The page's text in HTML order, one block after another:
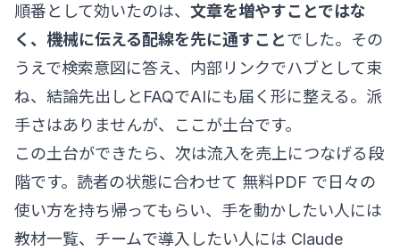
順番として効いたのは、 文章を増やすことではな
く、機械に伝える配線を先に通すことでした。その
うえで検索意図に答え、内部リンクでハブとして束
ね、結論先出しとFAQでAIにも届く形に整える。派
手さはありませんが、ここが土台です。
この土台ができたら、次は流入を売上につなげる段
階です。読者の状態に合わせて 無料PDF で日々の
使い方を持ち帰ってもらい、手を動かしたい人には
教材一覧、チームで導入したい人には Claude